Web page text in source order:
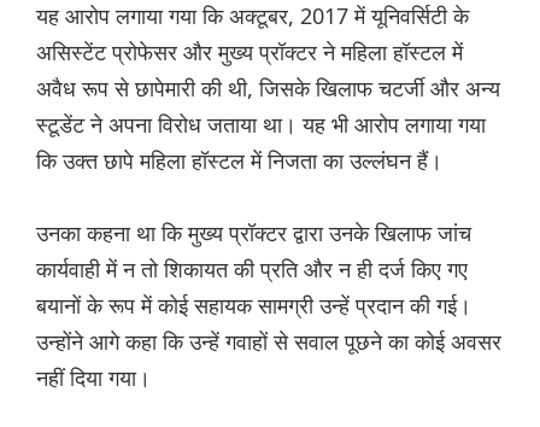
यह आरोप लगाया गया कि अक्टूबर, 2017 में यूनिवर्सिटी के
असिस्टेंट प्रोफेसर और मुख्य प्रॉक्टर ने महिला हॉस्टल में
अवैध रूप से छापेमारी की थी, जिसके खिलाफ चटर्जी और अन्य
स्टूडेंट ने अपना विरोध जताया था। यह भी आरोप लगाया गया
कि उक्त छापे महिला हॉस्टल में निजता का उल्लंघन हैं।
उनका कहना था कि मुख्य प्रॉक्टर द्वारा उनके खिलाफ जांच
कार्यवाही में न तो शिकायत की प्रति और न ही दर्ज किए गए
बयानों के रूप में कोई सहायक सामग्री उन्हें प्रदान की गई।
उन्होंने आगे कहा कि उन्हें गवाहों से सवाल पूछने का कोई अवसर
नहीं दिया गया।